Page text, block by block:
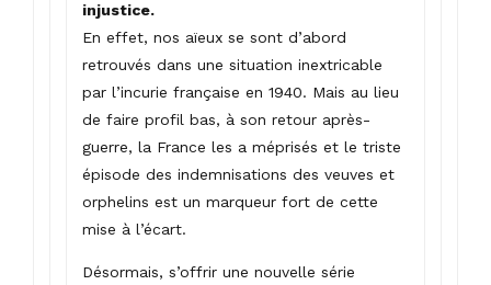
injustice.
En effet, nos aïeux se sont d’abord
retrouvés dans une situation inextricable
par l’incurie française en 1940. Mais au lieu
de faire profil bas, à son retour après-
guerre, la France les a méprisés et le triste
épisode des indemnisations des veuves et
orphelins est un marqueur fort de cette
mise à l’écart.
Désormais, s’offrir une nouvelle série